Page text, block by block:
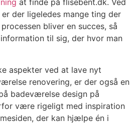
at finde på flisebent.dk. Ved
der ligeledes mange ting der
bliver en succes, så
til sig, der hvor man
aspekter ved at lave nyt
renovering, er der også en
badeværelse design på
være rigeligt med inspiration
der kan hjælpe én i